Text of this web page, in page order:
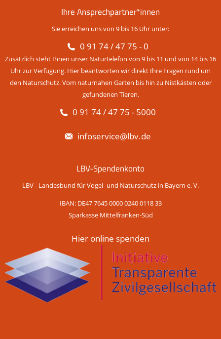
Ihre Ansprechpartner*innen
Sie erreichen uns von 9 bis 16 Uhr unter:
0 91 74 / 47 75 - 0
Zusätzlich steht Ihnen unser Naturtelefon von 9 bis 11 und von 14 bis 16
Uhr zur Verfügung. Hier beantworten wir direkt Ihre Fragen rund um
den Naturschutz. Vom naturnahen Garten bis hin zu Nistkästen oder
gefundenen Tieren.
0 91 74 / 47 75 - 5000
infoservice@lbv.de
LBV-Spendenkonto
LBV - Landesbund für Vogel- und Naturschutz in Bayern e. V.
IBAN: DE47 7645 0000 0240 0118 33
Sparkasse Mittelfranken-Süd
Hier online spenden